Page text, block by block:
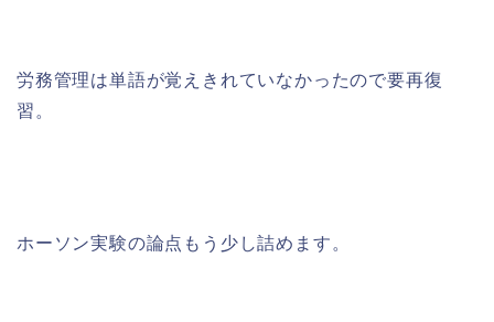
労務管理は単語が覚えきれていなかったので要再復
習。
ホーソン実験の論点もう少し詰めます。